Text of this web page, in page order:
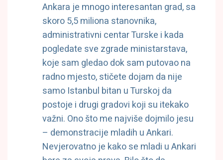
Ankara je mnogo interesantan grad, sa
skoro 5,5 miliona stanovnika,
administrativni centar Turske i kada
pogledate sve zgrade ministarstava,
koje sam gledao dok sam putovao na
radno mjesto, stičete dojam da nije
samo Istanbul bitan u Turskoj da
postoje i drugi gradovi koji su itekako
važni. Ono što me najviše dojmilo jesu
– demonstracije mladih u Ankari.
Nevjerovatno je kako se mladi u Ankari